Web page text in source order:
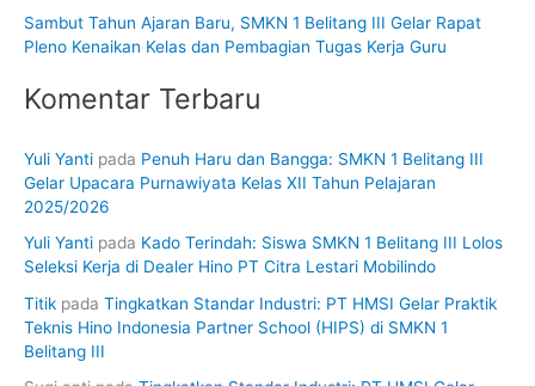
Sambut Tahun Ajaran Baru, SMKN 1 Belitang III Gelar Rapat
Pleno Kenaikan Kelas dan Pembagian Tugas Kerja Guru
Komentar Terbaru
Yuli Yanti pada Penuh Haru dan Bangga: SMKN 1 Belitang III
Gelar Upacara Purnawiyata Kelas XII Tahun Pelajaran
2025/2026
Yuli Yanti pada Kado Terindah: Siswa SMKN 1 Belitang III Lolos
Seleksi Kerja di Dealer Hino PT Citra Lestari Mobilindo
Titik pada Tingkatkan Standar Industri: PT HMSI Gelar Praktik
Teknis Hino Indonesia Partner School (HIPS) di SMKN 1
Belitang III